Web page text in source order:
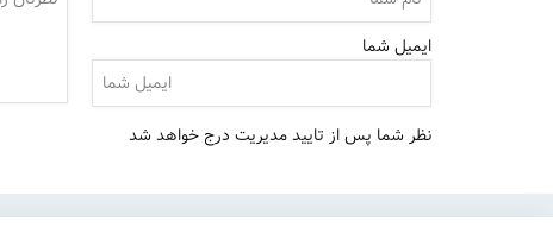
ایمیل شما
نظر شما پس از تایید مدیریت درج خواهد شد